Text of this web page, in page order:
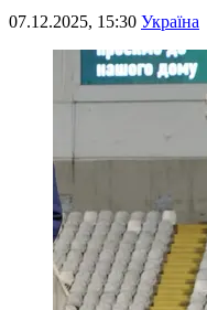
07.12.2025, 15:30 Україна